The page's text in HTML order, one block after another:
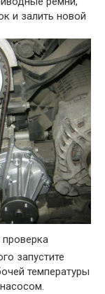
и залить новой
запустите
температуры